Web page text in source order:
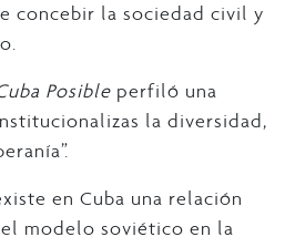
concebir la sociedad civil y
Posible perfiló una
la diversidad,
en Cuba una relación
modelo soviético en la